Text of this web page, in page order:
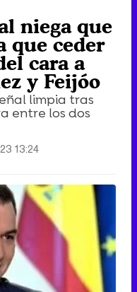
niega que
que ceder
cara a
y Feijóo
limpia tras
entre los dos
13:24